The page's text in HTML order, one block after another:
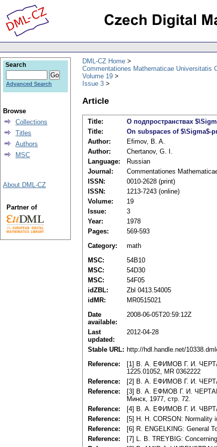
DML-CZ Home
Commentationes Mathematicae Universitatis
Volume 19
Issue 3
Article
Title: О подпространствах
Title:
On subspaces of $\Sigma$-
Author:
Efimov, B. A.
Author:
Chertanov, G. I.
Language:
Russian
Journal:
Commentationes
ISSN:
0010-2628 (print)
ISSN:
1213-7243 (online)
Volume:
19
Issue:
3
Year:
1978
Pages:
569-593
Category:
math
MSC:
54B10
MSC:
54D30
MSC:
54F05
idZBL:
Zbl 0413.54005
idMR:
MR0515021
Date
available:
2008-06-05T20:59:12Z
Last
updated:
2012-04-28
Stable URL: http://hdl.handle.net/
Reference:
[1] В. А. ЕФИМОВ Г. И.
1225.01052, MR 0362222
Reference:
[2] В. А. ЕФИМОВ Г. И.
Reference:
[3] В. А. ЕФМОВ Г. И.
Минск, 1977, стр. 72.
Reference:
[4] В. А. ЕФИМОВ Г. И.
Reference:
[5] Н. Н. СОRSON: Normality
Reference:
[6] R. ENGELKING: General
Reference:
[7] L. B. TREYBIG:
Search
Advanced Search
Browse
Collections
Titles
Authors
MSC
About DML-CZ
Partner of